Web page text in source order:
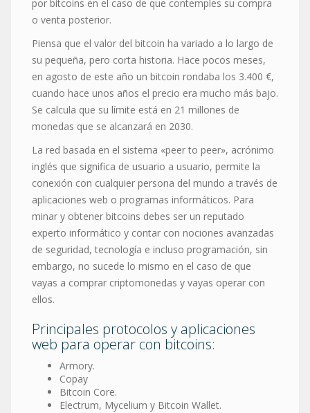
por bitcoins en el caso de que contemples su compra
o venta posterior.
Piensa que el valor del bitcoin ha variado a lo largo de
su pequeña, pero corta historia. Hace pocos meses,
en agosto de este año un bitcoin rondaba los 3.400 €,
cuando hace unos años el precio era mucho más bajo.
Se calcula que su límite está en 21 millones de
monedas que se alcanzará en 2030.
La red basada en el sistema «peer to peer», acrónimo
inglés que significa de usuario a usuario, permite la
conexión con cualquier persona del mundo a través de
aplicaciones web o programas informáticos. Para
minar y obtener bitcoins debes ser un reputado
experto informático y contar con nociones avanzadas
de seguridad, tecnología e incluso programación, sin
embargo, no sucede lo mismo en el caso de que
vayas a comprar criptomonedas y vayas operar con
ellos.
Principales protocolos y aplicaciones
web para operar con bitcoins:
Armory.
Copay
Bitcoin Core.
Electrum, Mycelium y Bitcoin Wallet.